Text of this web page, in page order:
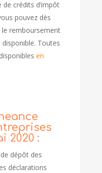
crédits d’impôt
pouvez dès
remboursement
Toutes
en
2020 :
dépôt des
déclarations